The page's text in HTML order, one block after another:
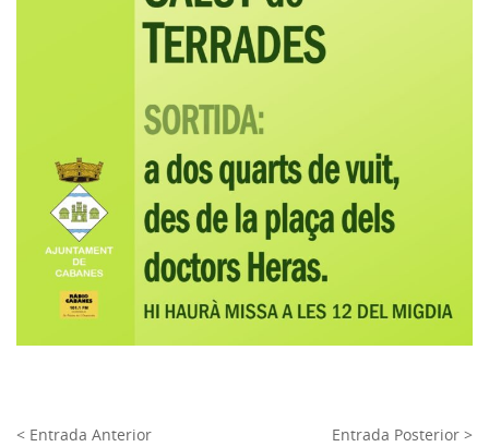
< Entrada Anterior Entrada Posterior >